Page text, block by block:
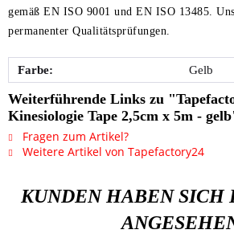
gemäß EN ISO 9001 und EN ISO 13485.
permanenter Qualitätsprüfungen.
Farbe: Gelb
Weiterführende Links zu
Kinesiologie Tape 2,5cm x 5m -
Fragen zum Artikel?
Weitere Artikel von Tapefactory24
KUNDEN HABEN SICH